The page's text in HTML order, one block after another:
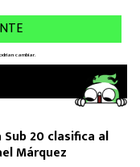
20 clasifica al
Márquez